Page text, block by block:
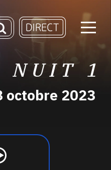
NUIT 1
octobre 2023